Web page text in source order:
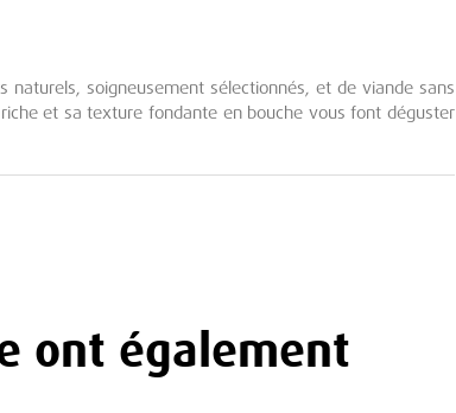
naturels, soigneusement sélectionnés, et de viande sans
et sa texture fondante en bouche vous font déguster
ont également